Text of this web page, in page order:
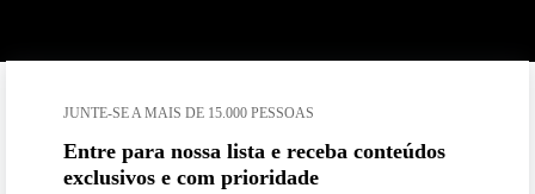
JUNTE-SE A MAIS DE 15.000 PESSOAS
Entre para nossa lista e receba conteúdos
exclusivos e com prioridade